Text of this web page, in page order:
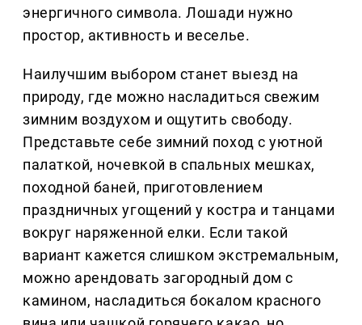
энергичного символа. Лошади нужно
простор, активность и веселье.
Наилучшим выбором станет выезд на
природу, где можно насладиться свежим
зимним воздухом и ощутить свободу.
Представьте себе зимний поход с уютной
палаткой, ночевкой в спальных мешках,
походной баней, приготовлением
праздничных угощений у костра и танцами
вокруг наряженной елки. Если такой
вариант кажется слишком экстремальным,
можно арендовать загородный дом с
камином, насладиться бокалом красного